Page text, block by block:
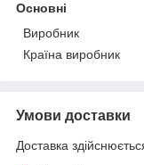
Основні
Виробник
Країна виробник
Умови доставки
Доставка